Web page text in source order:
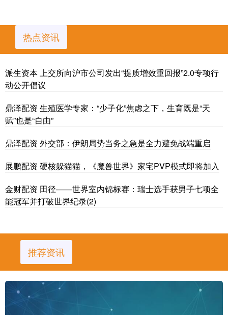
热点资讯
派生资本 上交所向沪市公司发出“提质增效重回报”2.0专项行
动公开倡议
鼎泽配资 生殖医学专家：“少子化”焦虑之下，生育既是“天
赋”也是“自由”
鼎泽配资 外交部：伊朗局势当务之急是全力避免战端重启
展鹏配资 硬核躲猫猫，《魔兽世界》家宅PVP模式即将加入
金财配资 田径——世界室内锦标赛：瑞士选手获男子七项全
能冠军并打破世界纪录(2)
推荐资讯